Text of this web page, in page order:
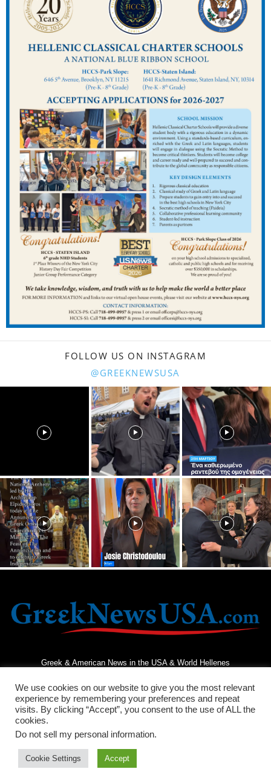
FOLLOW US ON INSTAGRAM
@GREEKNEWSUSA
Greek & American News in the USA & World Hellenes
Terms and Conditions
We use cookies on our website to give you the most relevant
experience by remembering your preferences and repeat
visits. By clicking “Accept”, you consent to the use of ALL the
cookies.
Do not sell my personal information.
Cookie Settings Accept